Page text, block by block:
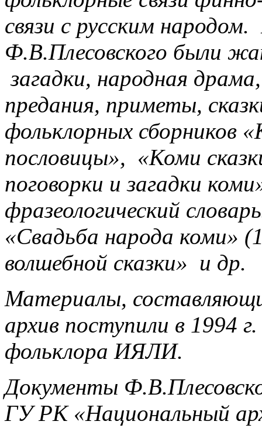
связи с русским
Ф.В.Плесовского были
загадки, народная
предания, приметы,
фольклорных сборников
пословицы», «Коми
поговорки и загадки
фразеологический
«Свадьба народа коми»
волшебной сказки» и др.
Материалы,
архив поступили в 1994
фольклора ИЯЛИ.
Документы
ГУ РК «Национальный